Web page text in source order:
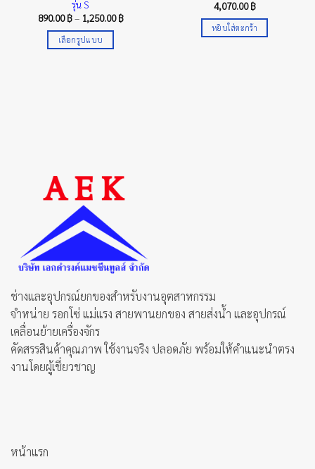
รุ่น S
890.00฿– 1,250.00฿Price
range:
เลือกรูปแบบ
be
chosen
on
the
product
4,070.00฿
หยิบใส่ตะกร้า
ช่างและอุปกรณ์ยกของสำหรับงานอุตสาหกรรม
จำหน่าย รอกโซ่ แม่แรง สายพานยกของ สายส่งน้ำ และอุปกรณ์
เคลื่อนย้ายเครื่องจักร
คัดสรรสินค้าคุณภาพ ใช้งานจริง ปลอดภัย พร้อมให้คำแนะนำตรง
งานโดยผู้เชี่ยวชาญ
หน้าแรก